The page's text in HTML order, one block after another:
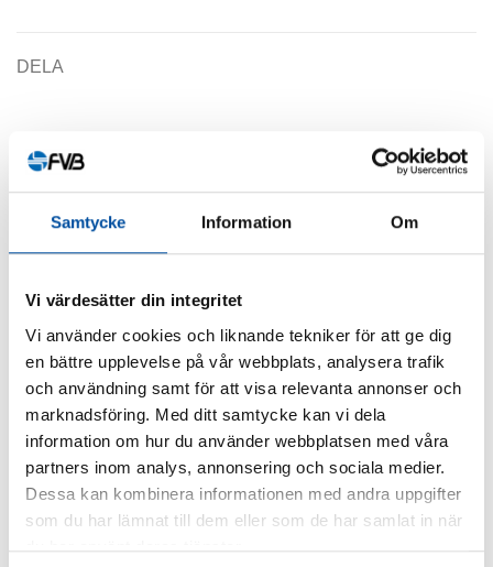
Samtycke Information Om
Vi värdesätter din integritet
Vi använder cookies och liknande tekniker för att ge dig
en bättre upplevelse på vår webbplats, analysera trafik
och användning samt för att visa relevanta annonser och
marknadsföring. Med ditt samtycke kan vi dela
information om hur du använder webbplatsen med våra
partners inom analys, annonsering och sociala medier.
Dessa kan kombinera informationen med andra uppgifter
som du har lämnat till dem eller som de har samlat in när
du har använt deras tjänster.
DELA
Liknande artiklar
ALLA NYHETER
Är du ingenjör eller konsult?
2026-07-02